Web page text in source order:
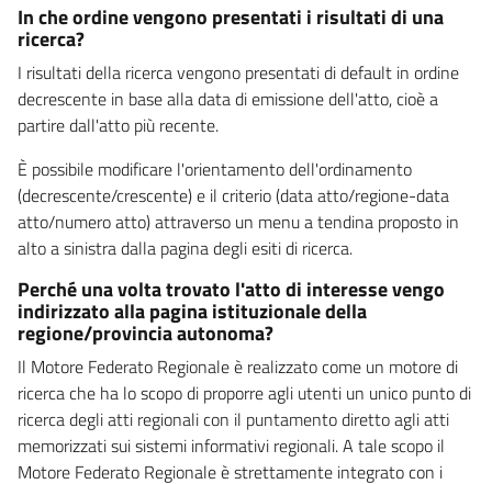
In che ordine vengono presentati i risultati di una
ricerca?
I risultati della ricerca vengono presentati di default in ordine
decrescente in base alla data di emissione dell'atto, cioè a
partire dall'atto più recente.
È possibile modificare l'orientamento dell'ordinamento
(decrescente/crescente) e il criterio (data atto/regione-data
atto/numero atto) attraverso un menu a tendina proposto in
alto a sinistra dalla pagina degli esiti di ricerca.
Perché una volta trovato l'atto di interesse vengo
indirizzato alla pagina istituzionale della
regione/provincia autonoma?
Il Motore Federato Regionale è realizzato come un motore di
ricerca che ha lo scopo di proporre agli utenti un unico punto di
ricerca degli atti regionali con il puntamento diretto agli atti
memorizzati sui sistemi informativi regionali. A tale scopo il
Motore Federato Regionale è strettamente integrato con i